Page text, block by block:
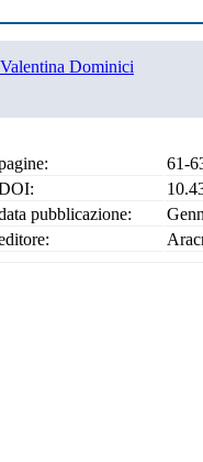
Valentina Dominici
61-
pubblicazione: